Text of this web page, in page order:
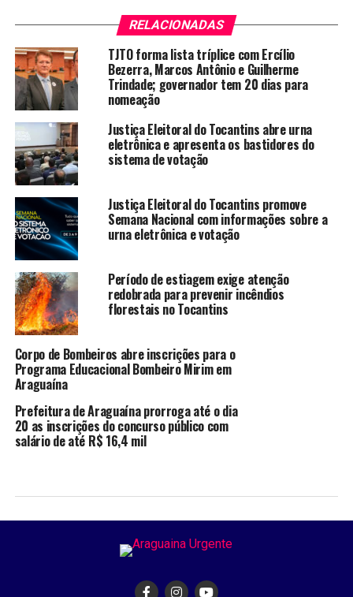
RELACIONADAS
TJTO forma lista tríplice com Ercílio
Bezerra, Marcos Antônio e Guilherme
Trindade; governador tem 20 dias para
nomeação
Justiça Eleitoral do Tocantins abre urna
eletrônica e apresenta os bastidores do
sistema de votação
Justiça Eleitoral do Tocantins promove
Semana Nacional com informações sobre a
urna eletrônica e votação
Período de estiagem exige atenção
redobrada para prevenir incêndios
florestais no Tocantins
Corpo de Bombeiros abre inscrições para o
Programa Educacional Bombeiro Mirim em
Araguaína
Prefeitura de Araguaína prorroga até o dia
20 as inscrições do concurso público com
salário de até R$ 16,4 mil